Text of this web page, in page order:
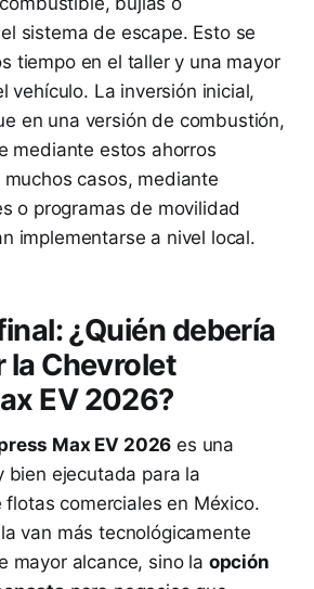
sistema de escape. Esto se
tiempo en el taller y una mayor
vehículo. La inversión inicial,
en una versión de combustión,
mediante estos ahorros
casos, mediante
o programas de movilidad
implementarse a nivel local.
¿Quién debería
la Chevrolet
EV 2026?
Max EV 2026 es una
bien ejecutada para la
comerciales en México.
van más tecnológicamente
mayor alcance, sino la opción